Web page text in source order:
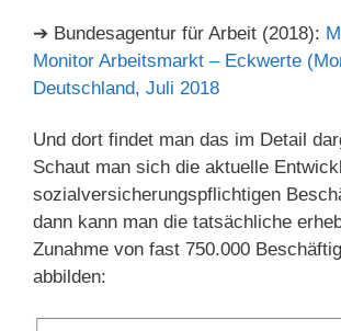
➔ Bundesagentur für Arbeit (2018):
Monitor Arbeitsmarkt – Eckwerte
Deutschland, Juli 2018
Und dort findet man das im Detail
Schaut man sich die aktuelle
sozialversicherungspflichtigen
dann kann man die tatsächliche
Zunahme von fast 750.000
abbilden: